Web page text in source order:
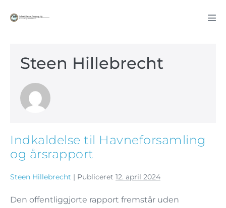
Steen Hillebrecht
Indkaldelse til Havneforsamling
og årsrapport
Steen Hillebrecht | Publiceret 12. april 2024
Den offentliggjorte rapport fremstår uden